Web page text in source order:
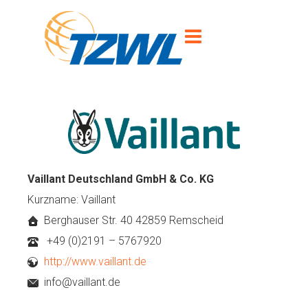
Vaillant Deutschland GmbH & Co. KG
Kurzname: Vaillant
Berghauser Str. 40 42859 Remscheid
+49 (0)2191 – 5767920
http://www.vaillant.de
info@vaillant.de